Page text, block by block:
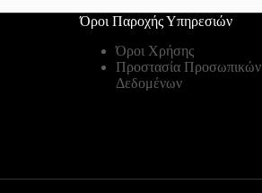
Όροι Παροχής Υπηρεσιών
Όροι Χρήσης
Προστασία Προσωπικών
Δεδομένων